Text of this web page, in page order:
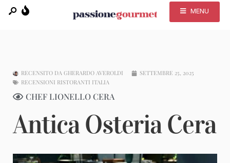
MENU
RECENSITO DA GHERARDO AVEROLDI
SETTEMBRE 25, 2025
RECENSIONI RISTORANTI ITALIA
CHEF LIONELLO CERA
Antica Osteria Cera